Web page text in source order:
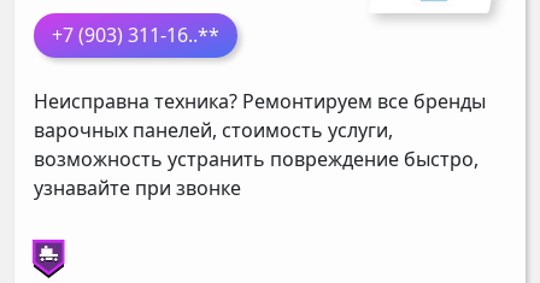
+7 (903) 311-16..**
Неисправна техника? Ремонтируем все бренды
варочных панелей, стоимость услуги,
возможность устранить повреждение быстро,
узнавайте при звонке